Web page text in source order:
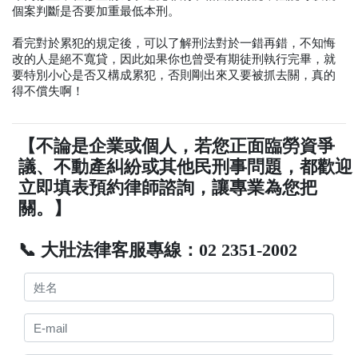
個案判斷是否要加重最低本刑。
看完對於累犯的規定後，可以了解刑法對於一錯再錯，不知悔
改的人是絕不寬貸，因此如果你也曾受有期徒刑執行完畢，就
要特別小心是否又構成累犯，否則剛出來又要被抓去關，真的
得不償失啊！
【不論是企業或個人，若您正面臨勞資爭
議、不動產糾紛或其他民刑事問題，都歡迎
立即填表預約律師諮詢，讓專業為您把
關。】
📞 大壯法律客服專線：02 2351-2002